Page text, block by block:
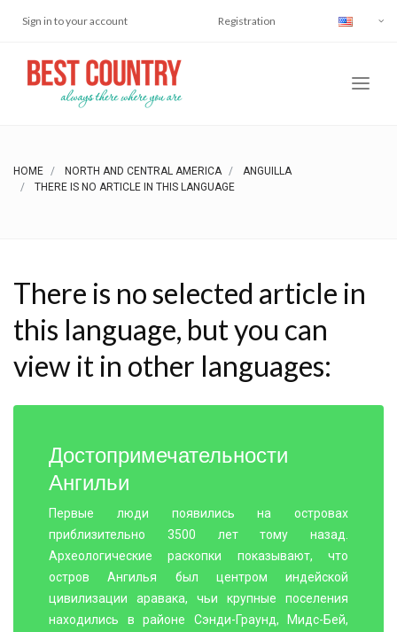
Sign in to your account Registration
HOME NORTH AND CENTRAL AMERICA
ANGUILLA
THERE IS NO ARTICLE IN THIS LANGUAGE
There is no selected article in
this language, but you can
view it in other languages:
Достопримечательности
Ангильи
Первые люди появились на островах
приблизительно 3500 лет тому назад.
Археологические раскопки показывают, что
остров Ангилья был центром индейской
цивилизации аравака, чьи крупные поселения
находились в районе Сэнди-Граунд, Мидс-Бей,